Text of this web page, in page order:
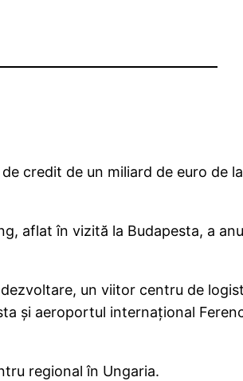
credit de un miliard de euro de
aflat în vizită la Budapesta, a
un viitor centru de
şi aeroportul internaţional
regional în Ungaria.